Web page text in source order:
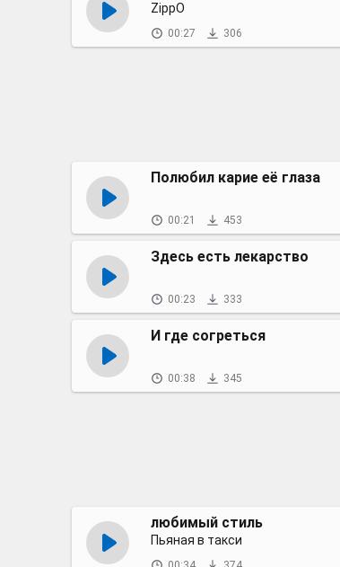
ZippO
00:27 306
Полюбил карие её глаза
00:21 453
Здесь есть лекарство
00:23 333
И где согреться
00:38 345
любимый стиль
Пьяная в такси